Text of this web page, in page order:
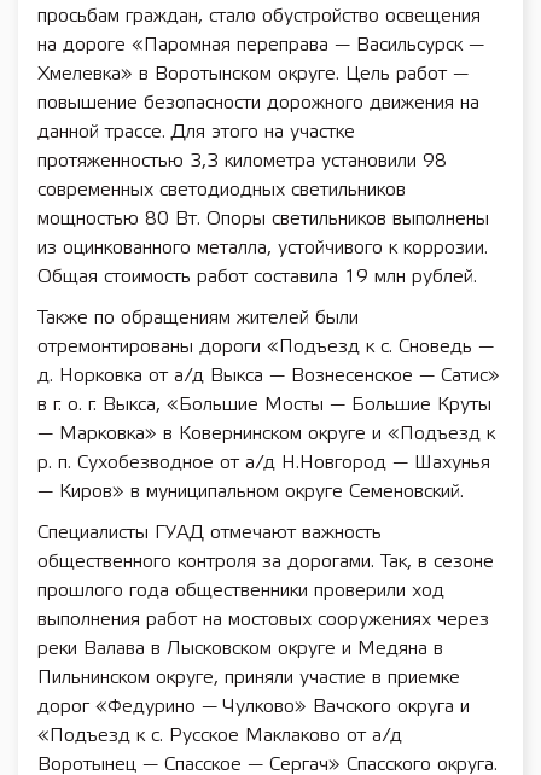
просьбам граждан, стало обустройство освещения
на дороге «Паромная переправа — Васильсурск —
Хмелевка» в Воротынском округе. Цель работ —
повышение безопасности дорожного движения на
данной трассе. Для этого на участке
протяженностью 3,3 километра установили 98
современных светодиодных светильников
мощностью 80 Вт. Опоры светильников выполнены
из оцинкованного металла, устойчивого к коррозии.
Общая стоимость работ составила 19 млн рублей.
Также по обращениям жителей были
отремонтированы дороги «Подъезд к с. Сноведь —
д. Норковка от а/д Выкса — Вознесенское — Сатис»
в г. о. г. Выкса, «Большие Мосты — Большие Круты
— Марковка» в Ковернинском округе и «Подъезд к
р. п. Сухобезводное от а/д Н.Новгород — Шахунья
— Киров» в муниципальном округе Семеновский.
Специалисты ГУАД отмечают важность
общественного контроля за дорогами. Так, в сезоне
прошлого года общественники проверили ход
выполнения работ на мостовых сооружениях через
реки Валава в Лысковском округе и Медяна в
Пильнинском округе, приняли участие в приемке
дорог «Федурино — Чулково» Вачского округа и
«Подъезд к с. Русское Маклаково от а/д
Воротынец — Спасское — Сергач» Спасского округа.